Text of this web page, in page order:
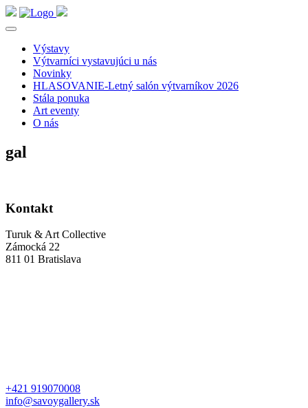
Výstavy
Výtvarníci vystavujúci u nás
Novinky
HLASOVANIE-Letný salón výtvarníkov 2026
Stála ponuka
Art eventy
O nás
gal
Kontakt
Turuk & Art Collective
Zámocká 22
811 01 Bratislava
+421 919070008
info@savoygallery.sk